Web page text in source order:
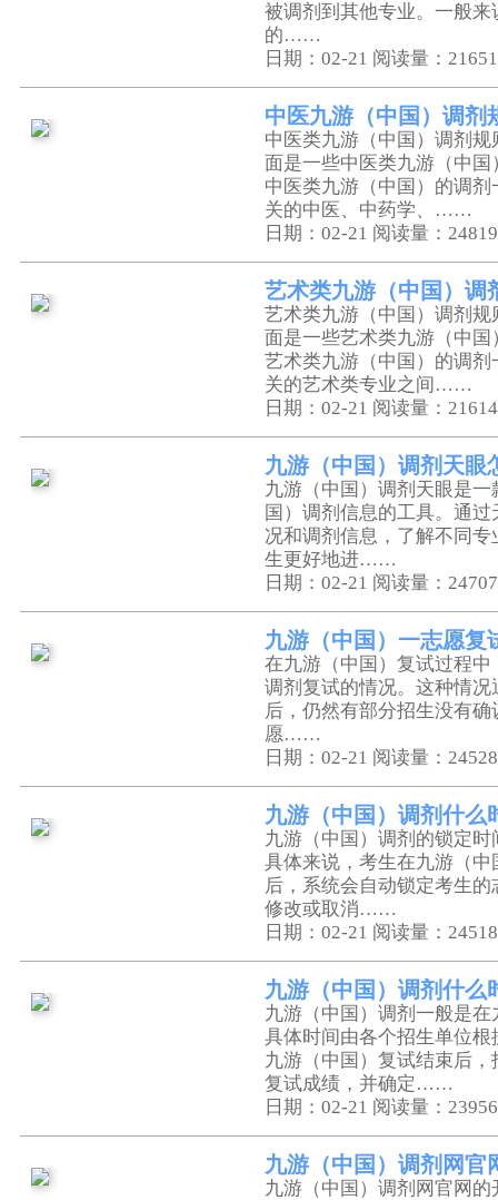
被调剂到其他专业。一般
的……
日期：02-21 阅读量：21651
中医九游（中国）调剂
中医类九游（中国）调剂
面是一些中医类九游（中
中医类九游（中国）的调
关的中医、中药学、……
日期：02-21 阅读量：24819
艺术类九游（中国）调
艺术类九游（中国）调剂
面是一些艺术类九游（中
艺术类九游（中国）的调
关的艺术类专业之间……
日期：02-21 阅读量：21614
九游（中国）调剂天眼
九游（中国）调剂天眼是
国）调剂信息的工具。通
况和调剂信息，了解不同
生更好地进……
日期：02-21 阅读量：24707
九游（中国）一志愿复
在九游（中国）复试过程
调剂复试的情况。这种情
后，仍然有部分招生没有
愿……
日期：02-21 阅读量：24528
九游（中国）调剂什么
九游（中国）调剂的锁定
具体来说，考生在九游（
后，系统会自动锁定考生
修改或取消……
日期：02-21 阅读量：24518
九游（中国）调剂什么
九游（中国）调剂一般是
具体时间由各个招生单位
九游（中国）复试结束后
复试成绩，并确定……
日期：02-21 阅读量：23956
九游（中国）调剂网官
九游（中国）调剂网官网